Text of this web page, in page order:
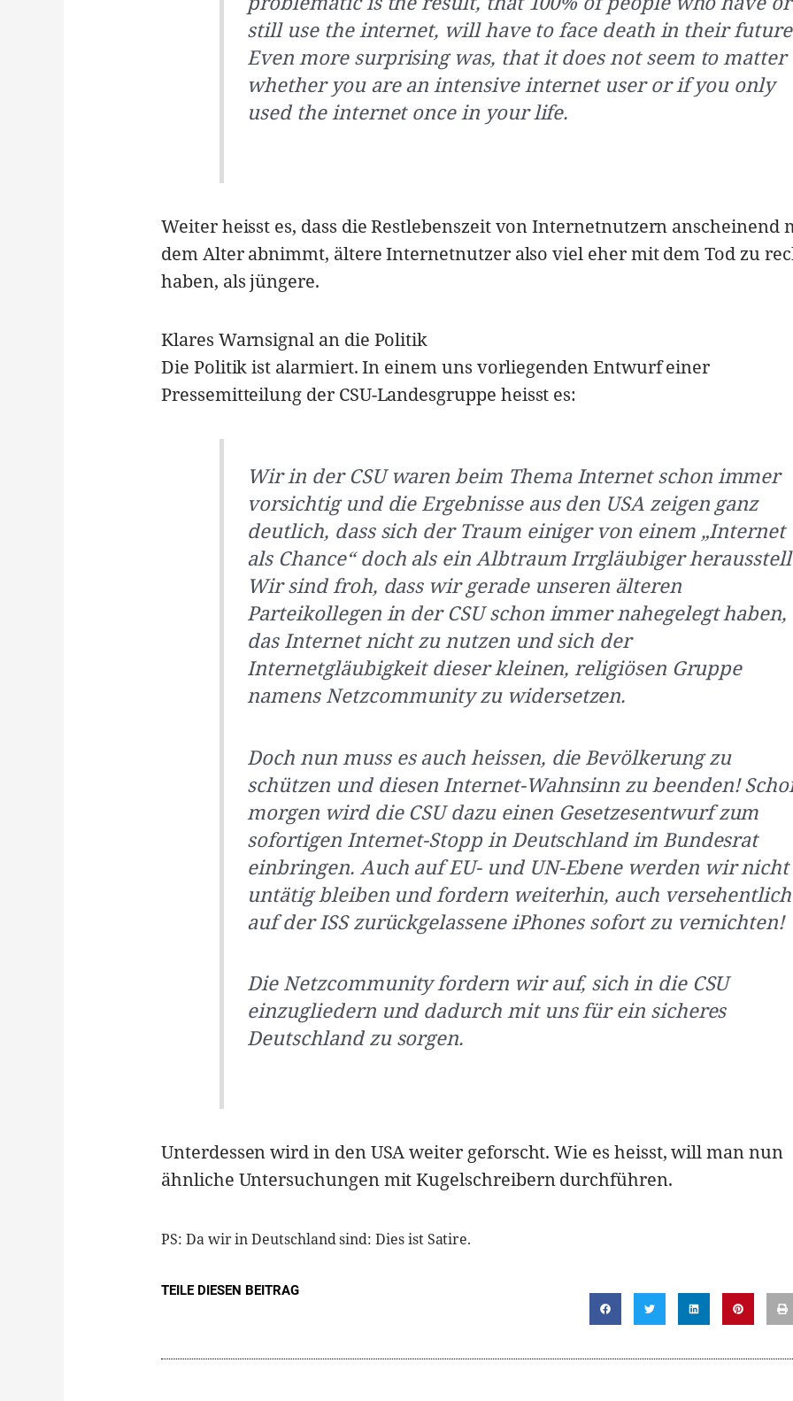
still use the internet, will have to face death in their
Even more surprising was, that it does not seem to matter
whether you are an intensive internet user or if you only
used the internet once in your life.
Weiter heisst es, dass die Restlebenszeit von Internetnutzern anscheinend
dem Alter abnimmt, ältere Internetnutzer also viel eher mit dem Tod zu
haben, als jüngere.
Klares Warnsignal an die Politik
Die Politik ist alarmiert. In einem uns vorliegenden Entwurf einer
Pressemitteilung der CSU-Landesgruppe heisst es:
Wir in der CSU waren beim Thema Internet schon immer
vorsichtig und die Ergebnisse aus den USA zeigen ganz
deutlich, dass sich der Traum einiger von einem „Internet
als Chance“ doch als ein Albtraum Irrgläubiger
Wir sind froh, dass wir gerade unseren älteren
Parteikollegen in der CSU schon immer nahegelegt haben,
das Internet nicht zu nutzen und sich der
Internetgläubigkeit dieser kleinen, religiösen Gruppe
namens Netzcommunity zu widersetzen.
Doch nun muss es auch heissen, die Bevölkerung zu
schützen und diesen Internet-Wahnsinn zu beenden!
morgen wird die CSU dazu einen Gesetzesentwurf zum
sofortigen Internet-Stopp in Deutschland im Bundesrat
einbringen. Auch auf EU- und UN-Ebene werden wir nicht
untätig bleiben und fordern weiterhin, auch versehentlich
auf der ISS zurückgelassene iPhones sofort zu vernichten!
Die Netzcommunity fordern wir auf, sich in die CSU
einzugliedern und dadurch mit uns für ein sicheres
Deutschland zu sorgen.
Unterdessen wird in den USA weiter geforscht. Wie es heisst, will man nun
ähnliche Untersuchungen mit Kugelschreibern durchführen.
PS: Da wir in Deutschland sind: Dies ist Satire.
TEILE DIESEN BEITRAG